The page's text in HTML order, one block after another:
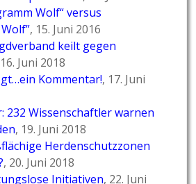
Wolf“ versus
, 15. Juni 2016
keilt gegen
Juni 2018
Kommentar!, 17. Juni
232 Wissenschaftler warnen
, 19. Juni 2018
Herdenschutzzonen
, 20. Juni 2018
Initiativen, 22. Juni